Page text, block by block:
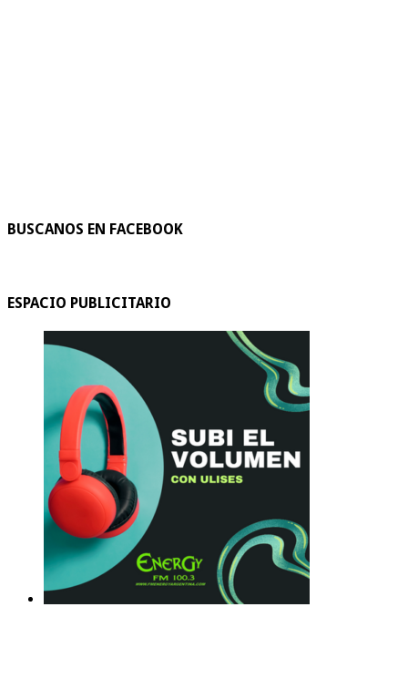
BUSCANOS EN FACEBOOK
ESPACIO PUBLICITARIO